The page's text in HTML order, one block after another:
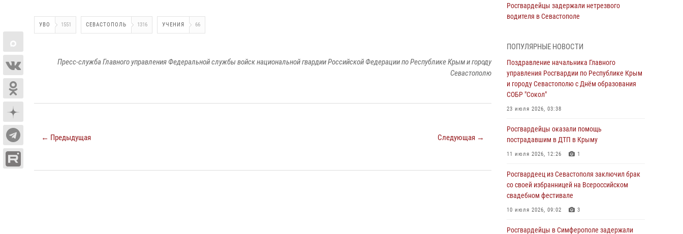
УВО 1551 СЕВАСТОПОЛЬ 1316 УЧЕНИЯ 66
Пресс-служба Главного управления Федеральной службы войск национальной гвардии Российской Федерации по Республике Крым и городу
Севастополю
← Предыдущая Следующая →
Росгвардейцы задержали нетрезвого
водителя в Севастополе
Росгвардейцы в Севастополе дважды
задержали крымчанина при попытке кражи
04 августа 2026, 12:52
В Симферополе сотрудники Росгвардии
задержали нетрезвого мужчину
Росгвардия в Крыму и Севастополе
задержала ряд правонарушителей
В Симферополе росгвардейцы задержали
гражданина, подозреваемого в совершении
серии краж
ПОПУЛЯРНЫЕ НОВОСТИ
Поздравление начальника Главного
управления Росгвардии по Республике Крым
и городу Севастополю с Днём образования
СОБР "Сокол"
23 июля 2026, 03:38
Росгвардейцы оказали помощь
пострадавшим в ДТП в Крыму
11 июля 2026, 12:26 1
Росгвардеец из Севастополя заключил брак
со своей избранницей на Всероссийском
свадебном фестивале
10 июля 2026, 09:02 3
Росгвардейцы в Симферополе задержали